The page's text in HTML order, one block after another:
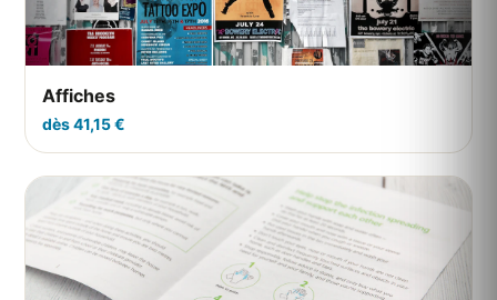
Affiches
dès 41,15 €